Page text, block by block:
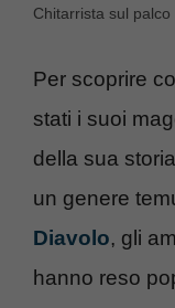
Chitarrista sul
Per scoprire
stati i suoi
della sua
un genere
Diavolo, gli
hanno reso